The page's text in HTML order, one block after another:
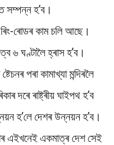
সম্পন্ন হ’ব।
ৰোডৰ কাম চলি আছে।
৬ ঘণ্টালৈ হ্ৰাস হ’ব।
পৰা কামাখ্যা মন্দিৰলৈ
দৰে ৰাষ্ট্ৰীয় ঘাইপথ হ’ব
হ’লে দেশৰ উন্নয়ন হ’ব।
এইখনেই একমাত্ৰ দেশ সেই